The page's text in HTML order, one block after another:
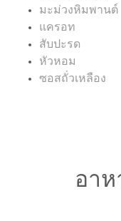
มะม่วงหิมพานต์
แครอท
สับปะรด
หัวหอม
ซอสถั่วเหลือง
อาห